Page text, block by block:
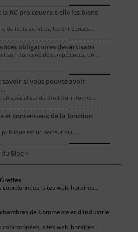
la RC pro couvre-t-elle les biens
de leurs activités, les entreprises …
obligatoires des artisans
son domaine de compétences, un …
savoir si vous pouvez avoir
un spécialiste du droit qui informe …
et contentieux de la fonction
publique est un secteur qui, …
Blog >
coordonnées, sites web, horaires...
de Commerce et d'Industrie
coordonnées, sites web, horaires...